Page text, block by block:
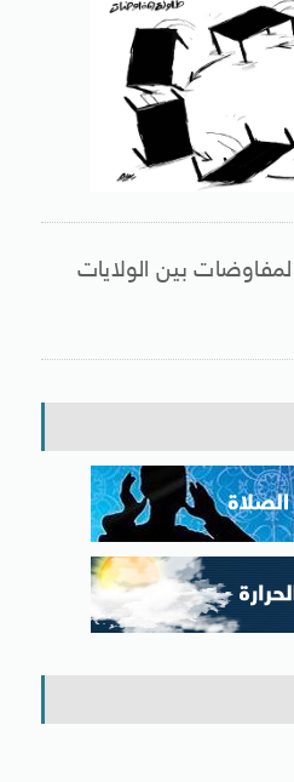
بين الولايات